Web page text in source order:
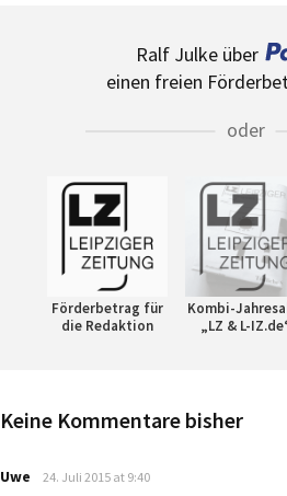
Ralf Julke über
einen freien
oder
Förderbetrag für
die Redaktion
Kombi-
„LZ & L-
Keine Kommentare bisher
Uwe says:
24. Juli 2015 at 9:40